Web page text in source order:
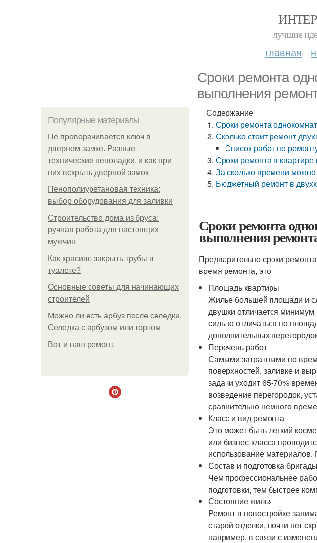
лучшие
главная
Сроки ремонта
выполнения
Популярные материалы
Не проворачивается ключ в
дверном замке. Разные
технические неполадки, и как при
них вскрыть дверной замок
Пенополиуретановая техника:
выбор оборудования для заливки
Строительство дома из бруса:
ручная работа для настоящих
мужчин
Как красиво закрыть трубы в
туалете?
Основные советы для начинающих
строителей
Можно ли есть арбуз после селедки.
Селедка с арбузом или тортом
Boт и наш ремoнт.
Содержание
Сроки ремонта
Сколько стоит ремонт
Список работ по
Сроки ремонта в квартире
За сколько времени можно
Бюджетный ремонт в
Сроки ремонта
выполнения
Предварительно сроки
время ремонта, это:
Площадь квартиры
Жилье большей площади и
двушки отличается
сильно отличаться по
дополнительных
Перечень работ
Самыми затратными по
поверхностей, заливке и
задачи уходит 65-70%
возведение перегородок,
сравнительно немного
Класс и вид ремонта
Это может быть легкий
или бизнес-класса
использование
Состав и подготовка бригады
Чем профессиональнее
подготовки, тем быстрее
Состояние жилья
Ремонт в новостройке
старой отделки, почти нет
например, в связи с